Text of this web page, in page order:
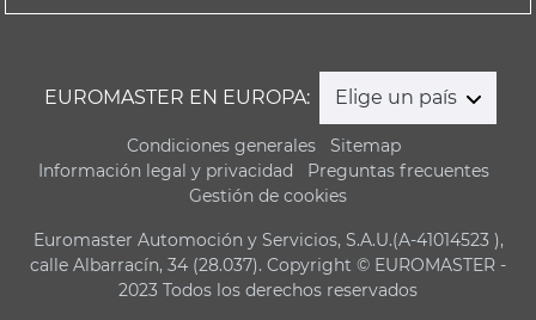
EUROMASTER EN EUROPA: Elige un país
Condiciones generales
Sitemap
Información legal y privacidad
Preguntas frecuentes
Gestión de cookies
Euromaster Automoción y Servicios, S.A.U.(A-41014523 ),
calle Albarracín, 34 (28.037). Copyright © EUROMASTER -
2023 Todos los derechos reservados